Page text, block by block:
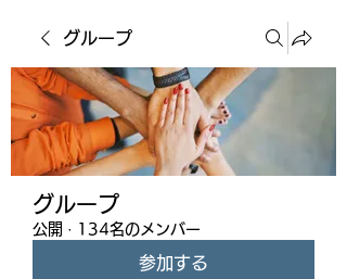
グループ
グループ
公開 · 134名のメンバー
参加する